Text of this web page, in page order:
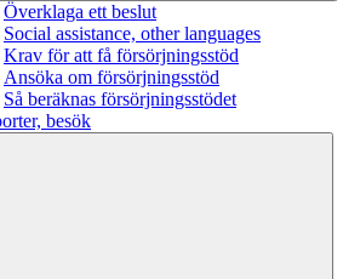
Överklaga ett beslut
Social assistance, other languages
Krav för att få försörjningsstöd
Ansöka om försörjningsstöd
Så beräknas försörjningsstödet
besök